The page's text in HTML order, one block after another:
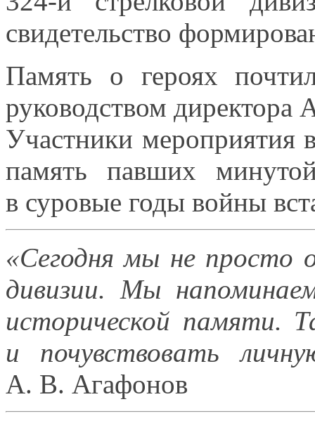
свидетельство
Память о героях
руководством директора
Участники мероприятия
память павших
в суровые годы войны
«Сегодня мы не просто
дивизии. Мы
исторической памяти.
и почувствовать
А. В. Агафонов